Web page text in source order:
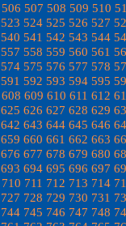
506 507 508 509 510
523 524 525 526 527
540 541 542 543 544
557 558 559 560 561
574 575 576 577 578
591 592 593 594 595
608 609 610 611 612
625 626 627 628 629
642 643 644 645 646
659 660 661 662 663
676 677 678 679 680
693 694 695 696 697
710 711 712 713 714
727 728 729 730 731
744 745 746 747 748